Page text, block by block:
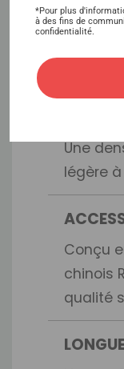
dessus
cm
Une
légère à
Conçu
chinois
qualité
*Pour plus
à des fins de
confidentialité.